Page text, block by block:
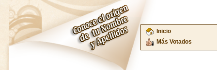
Inicio
Más Votados